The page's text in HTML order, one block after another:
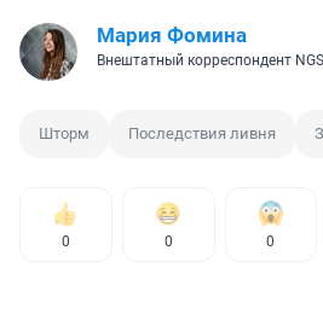
Мария Фомина
Внештатный корреспондент
Шторм Последствия ливня
0 0 0